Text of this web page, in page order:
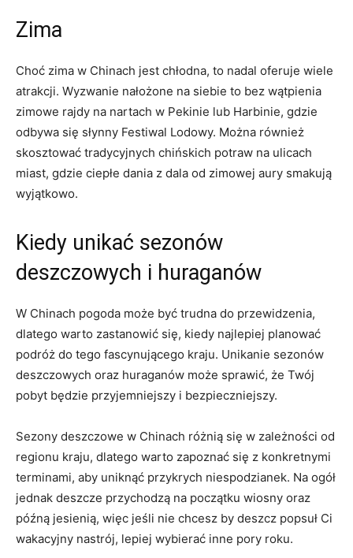
Zima
Choć zima w Chinach jest chłodna, to nadal oferuje wiele
atrakcji. ⁤Wyzwanie nałożone⁣ na siebie to ​bez wątpienia
zimowe rajdy ⁤na​ nartach w ⁣Pekinie lub Harbinie, gdzie
odbywa się słynny Festiwal Lodowy. Można ⁢również
skosztować tradycyjnych chińskich potraw na ulicach
miast, gdzie ciepłe dania z dala od zimowej ‍aury smakują⁢
wyjątkowo.
Kiedy unikać sezonów
‍deszczowych‌ i huraganów
W Chinach pogoda może być trudna do przewidzenia,
dlatego warto zastanowić⁢ się, kiedy najlepiej planować
podróż do tego fascynującego‌ kraju. Unikanie‌ sezonów
⁤deszczowych‍ oraz huraganów może sprawić, że Twój
‌pobyt będzie⁣ przyjemniejszy i bezpieczniejszy.
Sezony deszczowe w Chinach różnią się w zależności od
⁣regionu kraju, dlatego warto zapoznać się z konkretnymi
terminami, aby uniknąć ‍przykrych niespodzianek.⁣ Na ogół
jednak‍ deszcze przychodzą na ​początku ⁤wiosny oraz​
późną‌ jesienią, więc jeśli nie chcesz by deszcz popsuł Ci
wakacyjny ‍nastrój, lepiej ‌wybierać inne pory ‍roku.